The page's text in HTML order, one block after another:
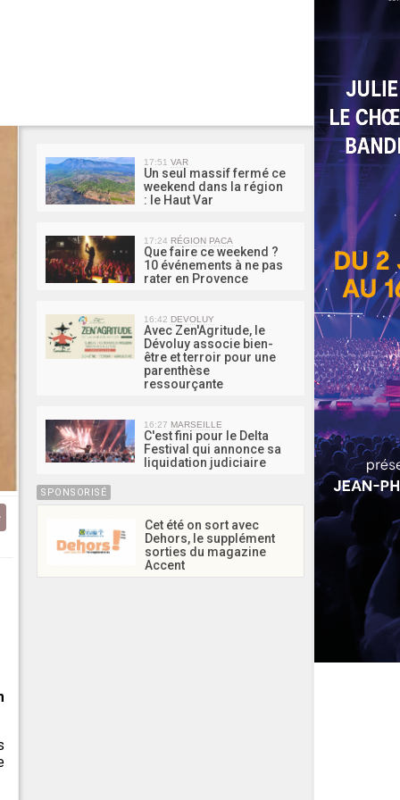
MA
17:51 VAR
Un seul massif fermé ce
weekend dans la région
: le Haut Var
17:24 RÉGION PACA
Que faire ce weekend ?
10 événements à ne pas
rater en Provence
16:42 DEVOLUY
Avec Zen'Agritude, le
Dévoluy associe bien-
être et terroir pour une
parenthèse
ressourçante
16:27 MARSEILLE
C'est fini pour le Delta
Festival qui annonce sa
liquidation judiciaire
SPONSORISÉ
Cet été on sort avec
Dehors, le supplément
sorties du magazine
Accent